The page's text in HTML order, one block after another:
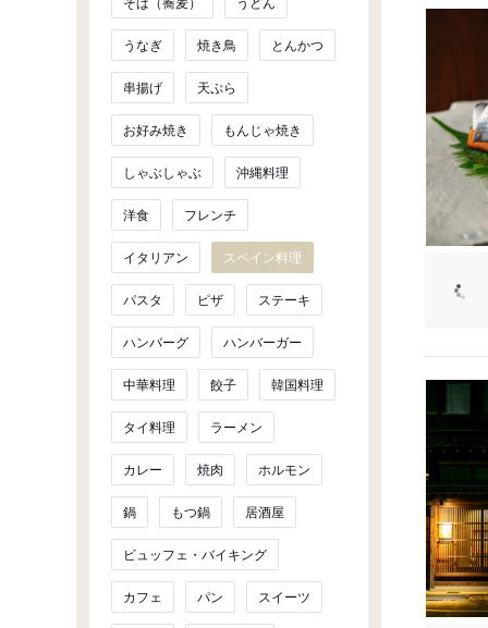
うなぎ 焼き鳥 とんかつ
串揚げ 天ぷら
お好み焼き もんじゃ焼き
しゃぶしゃぶ 沖縄料理
洋食 フレンチ
イタリアン スペイン料理
パスタ ピザ ステーキ
ハンバーグ ハンバーガー
中華料理 餃子 韓国料理
タイ料理 ラーメン
カレー 焼肉 ホルモン
鍋 もつ鍋 居酒屋
ビュッフェ・バイキング
カフェ パン スイーツ